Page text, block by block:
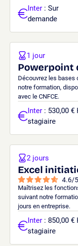
Inter : Sur
demande
Powerpoint
Découvrez les bases
notre formation,
avec le CNFCE.
1 jour
Inter : 530,00 €
stagiaire
Excel
4.6/5
Maîtrisez les
suivant notre
jours en entreprise.
2 jours
Inter : 850,00 €
stagiaire